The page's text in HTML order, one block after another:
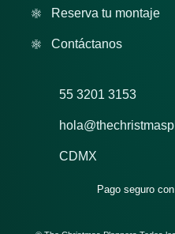
Reserva tu montaje
Contáctanos
55 3201 3153
CDMX
Pago seguro con